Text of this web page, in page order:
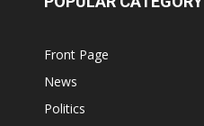
Front Page
News
Politics